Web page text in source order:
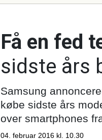
Få en fed
sidste års
Samsung
købe sidste års
over smartphones
04. februar 2016 kl. 10.30